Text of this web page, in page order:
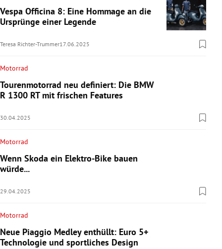
Vespa Officina 8: Eine Hommage an die
Ursprünge einer Legende
Teresa Richter-Trummer17.06.2025
Motorrad
Tourenmotorrad neu definiert: Die BMW
R 1300 RT mit frischen Features
30.04.2025
Motorrad
Wenn Skoda ein Elektro-Bike bauen
würde...
29.04.2025
Motorrad
Neue Piaggio Medley enthüllt: Euro 5+
Technologie und sportliches Design